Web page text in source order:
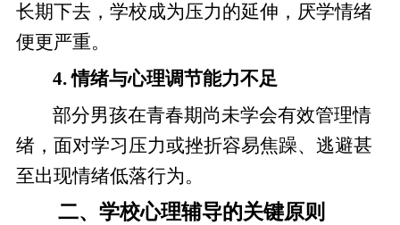
长期下去，学校成为压力的延伸，厌学情绪
便更严重。
4. 情绪与心理调节能力不足
部分男孩在青春期尚未学会有效管理情
绪，面对学习压力或挫折容易焦躁、逃避甚
至出现情绪低落行为。
二、学校心理辅导的关键原则